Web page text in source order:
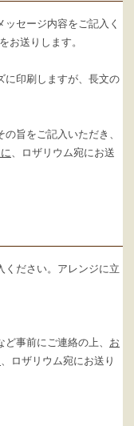
セージ内容をご記入く
お送りします。
に印刷しますが、長文の
旨をご記入いただき、
、ロザリウム宛にお送
ください。アレンジに立
事前にご連絡の上、 お
、ロザリウム宛にお送り